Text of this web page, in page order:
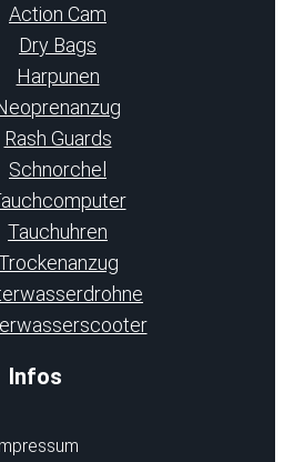
Action Cam
Dry Bags
Harpunen
Rash Guards
Schnorchel
Tauchuhren
Infos